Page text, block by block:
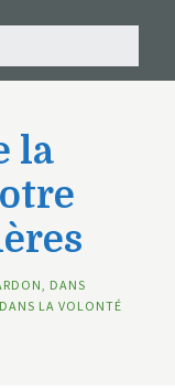
la
DANS
LA VOLONTÉ